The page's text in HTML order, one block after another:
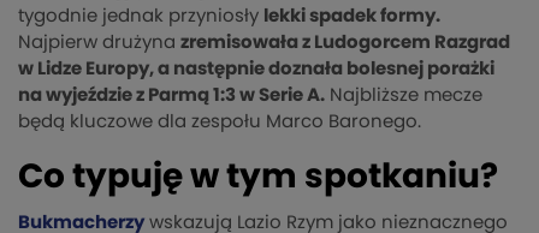
tygodnie jednak przyniosły lekki spadek formy.
Najpierw drużyna zremisowała z Ludogorcem Razgrad
w Lidze Europy, a następnie doznała bolesnej porażki
na wyjeździe z Parmą 1:3 w Serie A. Najbliższe mecze
będą kluczowe dla zespołu Marco Baronego.
Co typuję w tym spotkaniu?
Bukmacherzy wskazują Lazio Rzym jako nieznacznego